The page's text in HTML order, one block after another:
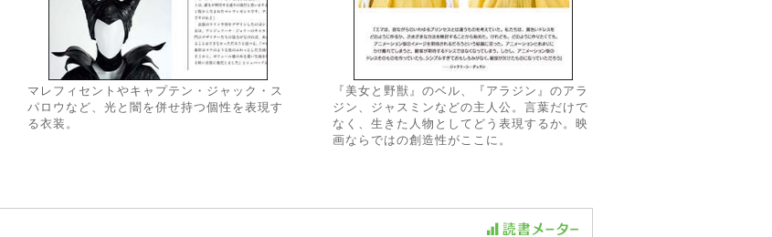
マレフィセントやキャプテン・ジャック・ス
パロウなど、光と闇を併せ持つ個性を表現す
る衣装。
『美女と野獣』のベル、『アラジン』のアラ
ジン、ジャスミンなどの主人公。言葉だけで
なく、生きた人物としてどう表現するか。映
画ならではの創造性がここに。